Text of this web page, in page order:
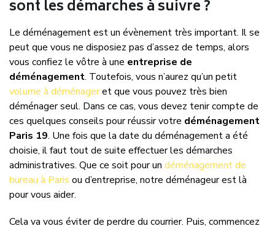
sont les démarches à suivre ?
Le déménagement est un évènement très important. Il se
peut que vous ne disposiez pas d’assez de temps, alors
vous confiez le vôtre à une entreprise de
déménagement. Toutefois, vous n’aurez qu’un petit
volume à déménageret que vous pouvez très bien
déménager seul. Dans ce cas, vous devez tenir compte de
ces quelques conseils pour réussir votre déménagement
Paris 19. Une fois que la date du déménagement a été
choisie, il faut tout de suite effectuer les démarches
administratives. Que ce soit pour un déménagement de
bureau à Paris ou d’entreprise, notre déménageur est là
pour vous aider.
Cela va vous éviter de perdre du courrier. Puis, commencez